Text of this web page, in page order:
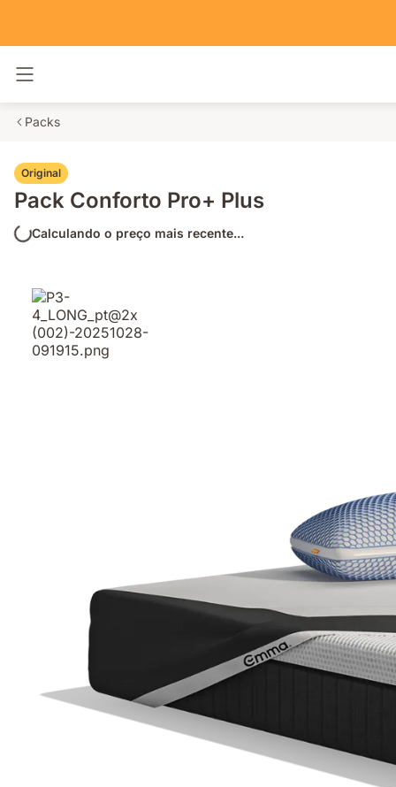
Packs
Original
Pack Conforto Pro+ Plus
Calculando o preço mais recente...